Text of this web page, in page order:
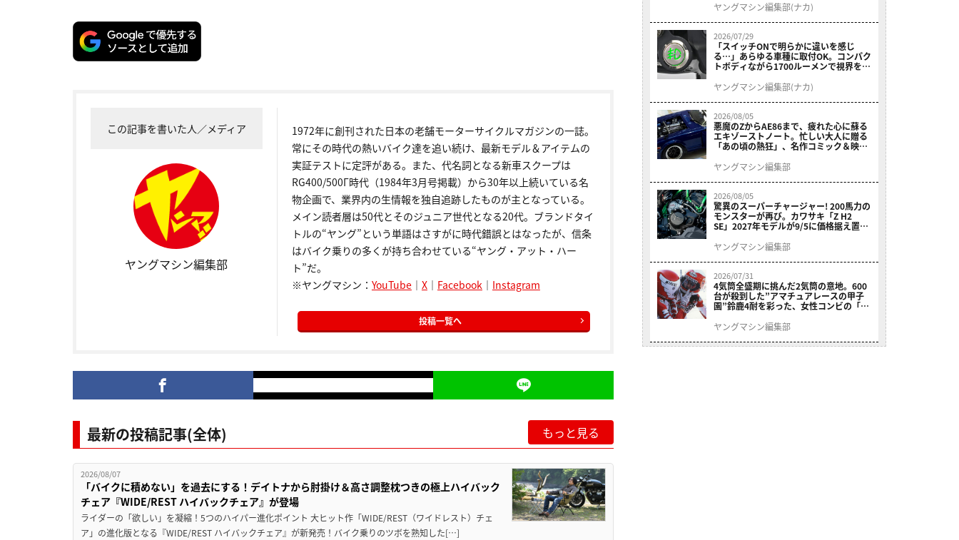
この記事を書いた人／メディア
ヤングマシン編集部
1972年に創刊された日本の老舗モーターサイクルマガジンの一誌。
常にその時代の熱いバイク達を追い続け、最新モデル＆アイテムの
実証テストに定評がある。また、代名詞となる新車スクープは
RG400/500Γ時代（1984年3月号掲載）から30年以上続いている名
物企画で、業界内の生情報を独自追跡したものが主となっている。
メイン読者層は50代とそのジュニア世代となる20代。ブランドタイ
トルの“ヤング”という単語はさすがに時代錯誤とはなったが、信条
はバイク乗りの多くが持ち合わせている“ヤング・アット・ハー
ト”だ。
※ヤングマシン： YouTube｜ X｜ Facebook ｜ Instagram
投稿一覧へ
最新の投稿記事(全体) もっと見る
2026/08/07
「バイクに積めない」を過去にする！デイトナから肘掛け＆高さ調整枕つきの極上ハイバック
チェア『WIDE/REST ハイバックチェア』が登場
ライダーの「欲しい」を凝縮！5つのハイパー進化ポイント 大ヒット作「WIDE/REST（ワイドレスト）チェ
ア」の進化版となる『WIDE/REST ハイバックチェア』が新発売！バイク乗りのツボを熟知した[…]
ヤングマシン編集部(ナカ)
2026/07/29
「スイッチONで明らかに違いを感じ
る…」あらゆる車種に取付OK。コンパク
トボディながら1700ルーメンで視界を確
ニット プレシャスレイ スモール］
ヤングマシン編集部(ナカ)
2026/08/05
悪魔のZからAE86まで、疲れた心に蘇る
エキゾーストノート。忙しい大人に贈る
「あの頃の熱狂」、名作コミック＆映画
結！
ヤングマシン編集部
2026/08/05
驚異のスーパーチャージャー! 200馬力の
モンスターが再び。カワサキ「Z H2
SE」2027年モデルが9/5に価格据え置き
ヤングマシン編集部
2026/07/31
4気筒全盛期に挑んだ2気筒の意地。600
台が殺到した”アマチュアレースの甲子
園”鈴鹿4耐を彩った、女性コンビの「ス
ヤングマシン編集部